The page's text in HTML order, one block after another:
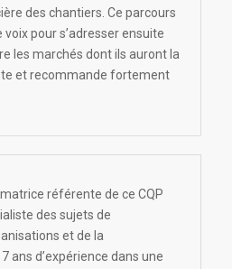
des chantiers. Ce parcours
pour s’adresser ensuite
les marchés dont ils auront la
et recommande fortement
référente de ce CQP
des sujets de
et de la
ans d’expérience dans une